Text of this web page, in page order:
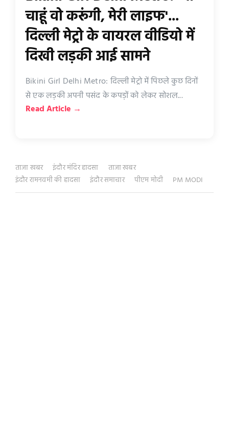
चाहूं वो करूंगी, मेरी लाइफ'...
दिल्‍ली मेट्रो के वायरल वीडियो में
दिखी लड़की आई सामने
Bikini Girl Delhi Metro: दिल्ली मेट्रो में पिछले कुछ दिनों
से एक लड़की अपनी पसंद के कपड़ों को लेकर सोशल...
Read Article →
ताजा खबर इंदौर मंदिर हादसा
ताजा खबर
इंदौर रामनवमी की हादसा
इंदौर समाचार पीएम मोदी PM MODI